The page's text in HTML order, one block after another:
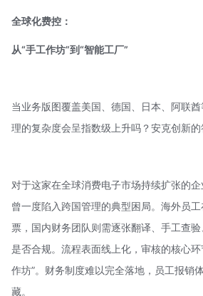
全球化费控：
从“手工作坊”到“智能工厂”
当业务版图覆盖美国、德国、日本、阿联
理的复杂度会呈指数级上升吗？安克创新的
对于这家在全球消费电子市场持续扩张的
曾一度陷入跨国管理的典型困局。海外员
票，国内财务团队则需逐张翻译、手工查
是否合规。流程表面线上化，审核的核心
作坊”。财务制度难以完全落地，员工报销
藏。